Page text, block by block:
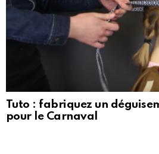
Tuto : fabriquez un
pour le Carnaval